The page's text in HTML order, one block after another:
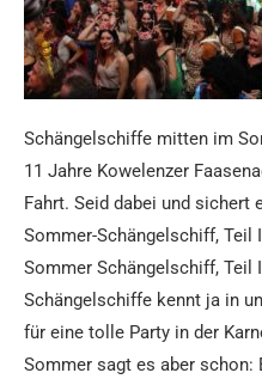
Schängelschiffe mitten im
11 Jahre Kowelenzer
Fahrt. Seid dabei und sichert
Sommer-Schängelschiff, Teil
Sommer Schängelschiff, Teil
Schängelschiffe kennt ja in
für eine tolle Party in der
Sommer sagt es aber